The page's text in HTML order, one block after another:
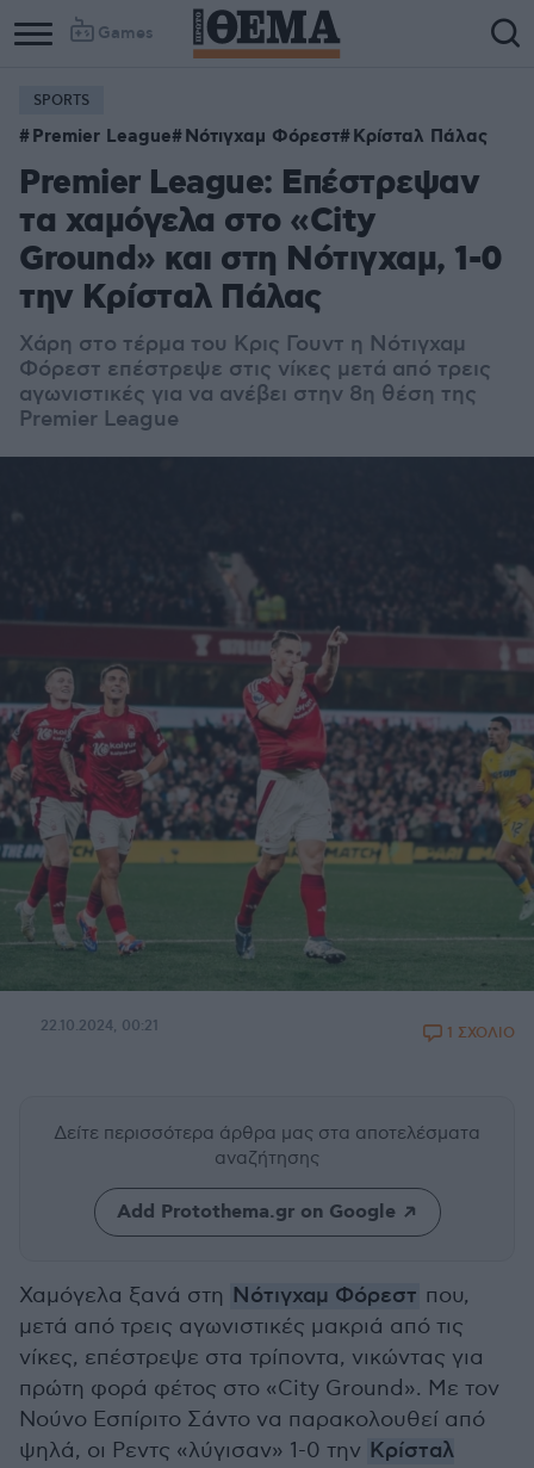
Games
SPORTS
Premier League Νότιγχαμ Φόρεστ Κρίσταλ Πάλας
Premier League: Επέστρεψαν
τα χαμόγελα στο «City
Ground» και στη Νότιγχαμ, 1-0
την Κρίσταλ Πάλας
Χάρη στο τέρμα του Κρις Γουντ η Νότιγχαμ
Φόρεστ επέστρεψε στις νίκες μετά από τρεις
αγωνιστικές για να ανέβει στην 8η θέση της
Premier League
22.10.2024, 00:21 1 ΣΧΟΛΙΟ
Δείτε περισσότερα άρθρα μας στα αποτελέσματα
αναζήτησης
Add Protothema.gr on Google
Χαμόγελα ξανά στη Νότιγχαμ Φόρεστ που,
μετά από τρεις αγωνιστικές μακριά από τις
νίκες, επέστρεψε στα τρίποντα, νικώντας για
πρώτη φορά φέτος στο «City Ground». Με τον
Νούνο Εσπίριτο Σάντο να παρακολουθεί από
ψηλά, οι Ρεντς «λύγισαν» 1-0 την Κρίσταλ